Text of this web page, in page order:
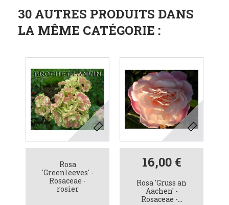
30 AUTRES PRODUITS DANS
LA MÊME CATÉGORIE :
Rosa
'Greenleeves' -
Rosaceae -
rosier
16,00 €
Rosa 'Gruss an
Aachen' -
Rosaceae -...